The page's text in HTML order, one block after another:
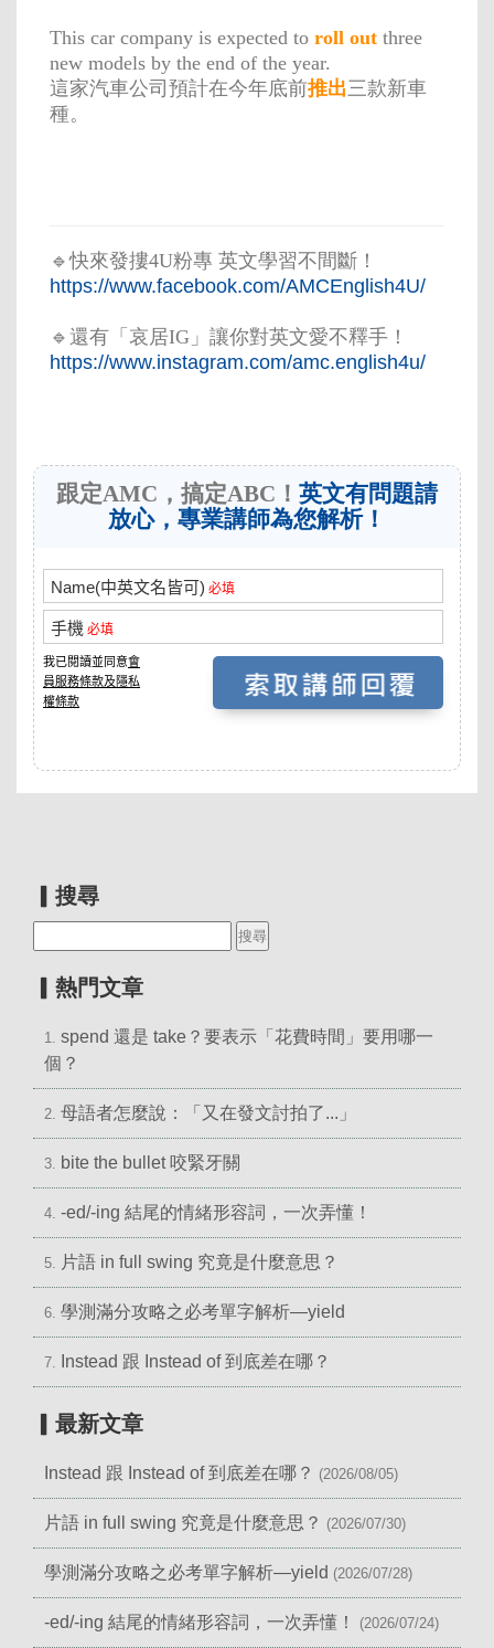
This car company is expected to roll out three
new models by the end of the year.
這家汽車公司預計在今年底前推出三款新車
種。
🔹快來發摟4U粉專 英文學習不間斷！
https://www.facebook.com/AMCEnglish4U/
🔹還有「哀居IG」讓你對英文愛不釋手！
https://www.instagram.com/amc.english4u/
跟定AMC，搞定ABC！ 英文有問題請
放心，專業講師為您解析！
▎搜尋
▎熱門文章
1. spend 還是 take？要表示「花費時間」要用哪一
個？
2. 母語者怎麼說：「又在發文討拍了...」
3. bite the bullet 咬緊牙關
4. -ed/-ing 結尾的情緒形容詞，一次弄懂！
5. 片語 in full swing 究竟是什麼意思？
6. 學測滿分攻略之必考單字解析—yield
7. Instead 跟 Instead of 到底差在哪？
▎最新文章
Instead 跟 Instead of 到底差在哪？ (2026/08/05)
片語 in full swing 究竟是什麼意思？ (2026/07/30)
學測滿分攻略之必考單字解析—yield (2026/07/28)
-ed/-ing 結尾的情緒形容詞，一次弄懂！ (2026/07/24)